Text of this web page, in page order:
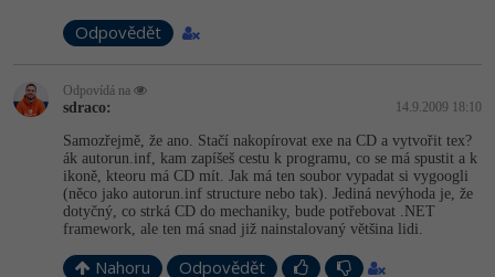
Best practices
Grafik / UX/UI návrhář
3D grafik
Projektový manažer
Databázový analytik
Copywriter
C -80%
VB.NET
SQL
Návrh SW -80%
-41%
Odpovědět
Odpovídá na
sdraco: 14.9.2009 18:10
Samozřejmě, že ano. Stačí nakopírovat exe na CD a vytvořit tex?
ák autorun.inf, kam zapíšeš cestu k programu, co se má spustit a k
ikoně, kteoru má CD mít. Jak má ten soubor vypadat si vygoogli
(něco jako autorun.inf structure nebo tak). Jediná nevýhoda je, že
dotyčný, co strká CD do mechaniky, bude potřebovat .NET
framework, ale ten má snad již nainstalovaný většina lidi.
Nahoru Odpovědět